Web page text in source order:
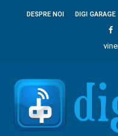
DESPRE NOI DIGI GARAGE